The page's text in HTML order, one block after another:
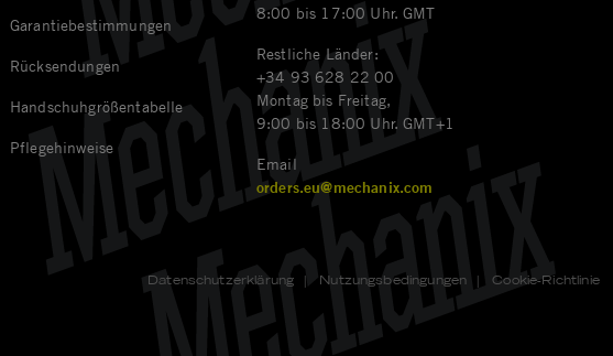
Garantiebestimmungen
Rücksendungen
Handschuhgrößentabelle
Pflegehinweise
8:00 bis 17:00 Uhr. GMT
Restliche Länder:
+34 93 628 22 00
Montag bis Freitag,
9:00 bis 18:00 Uhr. GMT+1
Email
orders.eu@mechanix.com
Datenschutzerklärung | Nutzungsbedingungen |Cookie-Richtlinie